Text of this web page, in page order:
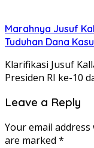
Marahnya Jusuf
Tuduhan Dana
Klarifikasi Jusuf
Presiden RI ke-10
Leave a Reply
Your email
are marked *